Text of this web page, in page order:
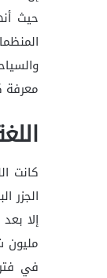
حيث
معرفة
كانت
الجزر